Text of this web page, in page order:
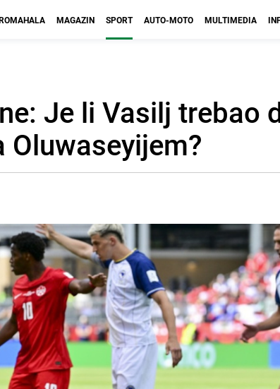
MAGAZIN SPORT AUTO-MOTO MULTIMEDIA
Je li Vasilj trebao